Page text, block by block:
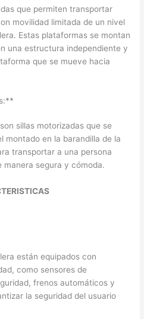
que permiten transportar
movilidad limitada de un nivel
Estas plataformas se montan
una estructura independiente y
que se mueve hacia
sillas motorizadas que se
montado en la barandilla de la
transportar a una persona
manera segura y cómoda.
están equipados con
como sensores de
frenos automáticos y
la seguridad del usuario